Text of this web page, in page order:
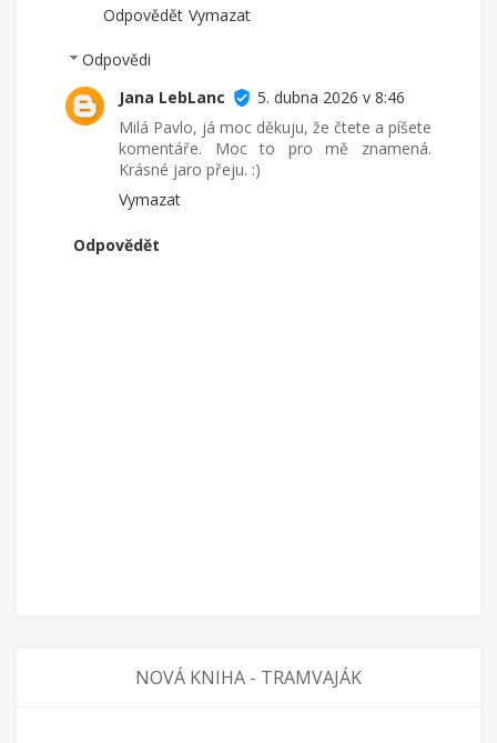
Odpovědět Vymazat
Odpovědi
Jana LebLanc
5. dubna 2026 v 8:46
Milá Pavlo, já moc děkuju, že čtete a píšete
komentáře. Moc to pro mě znamená.
Krásné jaro přeju. :)
Vymazat
Odpovědět
NOVÁ KNIHA - TRAMVAJÁK